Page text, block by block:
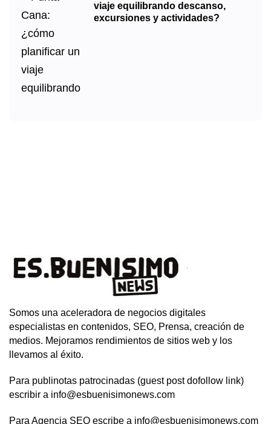
viaje equilibrando descanso,
excursiones y actividades?
Somos una aceleradora de negocios digitales
especialistas en contenidos, SEO, Prensa, creación de
medios. Mejoramos rendimientos de sitios web y los
llevamos al éxito.
Para publinotas patrocinadas (guest post dofollow link)
escribir a info@esbuenisimonews.com
Para Agencia SEO escribe a info@esbuenisimonews.com